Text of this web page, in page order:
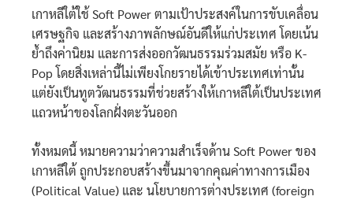
เกาหลีใต้ใช้ Soft Power ตามเป้าประสงค์ในการขับเคลื่อน
เศรษฐกิจ และสร้างภาพลักษณ์อันดีให้แก่ประเทศ โดยเน้น
ย้ำถึงค่านิยม และการส่งออกวัฒนธรรมร่วมสมัย หรือ K-
Pop โดยสิ่งเหล่านี้ไม่เพียงโกยรายได้เข้าประเทศเท่านั้น
แต่ยังเป็นทูตวัฒนธรรมที่ช่วยสร้างให้เกาหลีใต้เป็นประเทศ
แถวหน้าของโลกฝั่งตะวันออก
ทั้งหมดนี้ หมายความว่าความสำเร็จด้าน Soft Power ของ
เกาหลีใต้ ถูกประกอบสร้างขึ้นมาจากคุณค่าทางการเมือง
(Political Value) และ นโยบายการต่างประเทศ (foreign